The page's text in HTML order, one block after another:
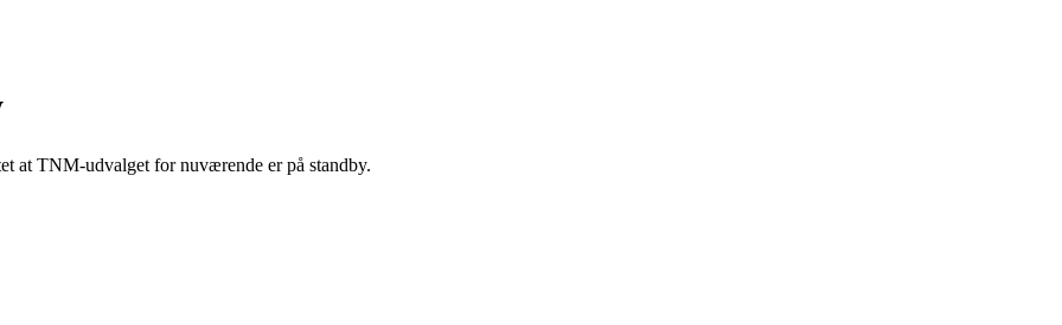
at TNM-udvalget for nuværende er på standby.